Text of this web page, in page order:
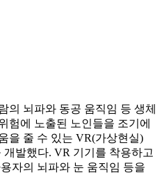
의 뇌파와 동공 움직임 등 생체
험에 노출된 노인들을 조기에
을 줄 수 있는 VR(가상현실)
개발했다. VR 기기를 착용하고
자의 뇌파와 눈 움직임 등을